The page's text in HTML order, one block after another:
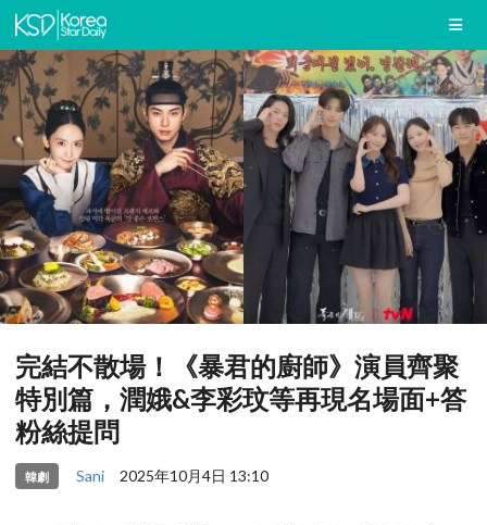
完結不散場！《暴君的廚師》演員齊聚
特別篇，潤娥&李彩玟等再現名場面+答
粉絲提問
韓劇 Sani 2025年10月4日 13:10